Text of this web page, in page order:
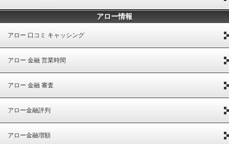
アロー情報
アロー 口コミ キャッシング
アロー 金融 営業時間
アロー 金融 審査
アロー金融評判
アロー金融増額